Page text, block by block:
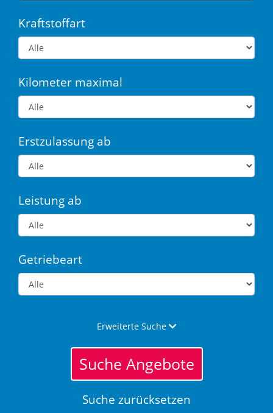
Kraftstoffart
Kilometer maximal
Erstzulassung ab
Leistung ab
Getriebeart
Erweiterte Suche
Suche Angebote
Suche zurücksetzen